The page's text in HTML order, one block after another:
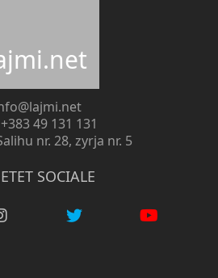
49 131 131
nr. 28, zyrja nr. 5
SOCIALE